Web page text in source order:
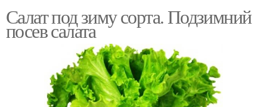
Салат под зиму сорта. Подзимний
посев салата